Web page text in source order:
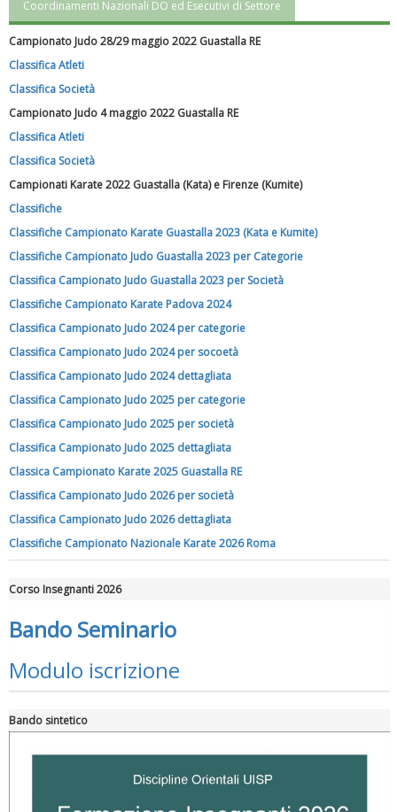
rivoluzioni"
Tiziano Pesce a Radio InBlu2000 traccia il bilancio della stagione
Ddl Lobby, Uisp: “Il Parlamento valorizzi le nostre specificità"
Coordinamenti Nazionali DO ed Esecutivi di Settore
Campionato Judo 28/29 maggio 2022 Guastalla RE
Classifica Atleti
Classifica Società
Campionato Judo 4 maggio 2022 Guastalla RE
Classifica Atleti
Classifica Società
Campionati Karate 2022 Guastalla (Kata) e Firenze (Kumite)
Classifiche
Classifiche Campionato Karate Guastalla 2023 (Kata e Kumite)
Classifiche Campionato Judo Guastalla 2023 per Categorie
Classifica Campionato Judo Guastalla 2023 per Società
Classifiche Campionato Karate Padova 2024
Classifica Campionato Judo 2024 per categorie
Classifica Campionato Judo 2024 per socoetà
Classifica Campionato Judo 2024 dettagliata
Classifica Campionato Judo 2025 per categorie
Classifica Campionato Judo 2025 per società
Classifica Campionato Judo 2025 dettagliata
Classica Campionato Karate 2025 Guastalla RE
Classifica Campionato Judo 2026 per società
Classifica Campionato Judo 2026 dettagliata
Classifiche Campionato Nazionale Karate 2026 Roma
Corso Insegnanti 2026
Bando Seminario
Modulo iscrizione
Bando sintetico